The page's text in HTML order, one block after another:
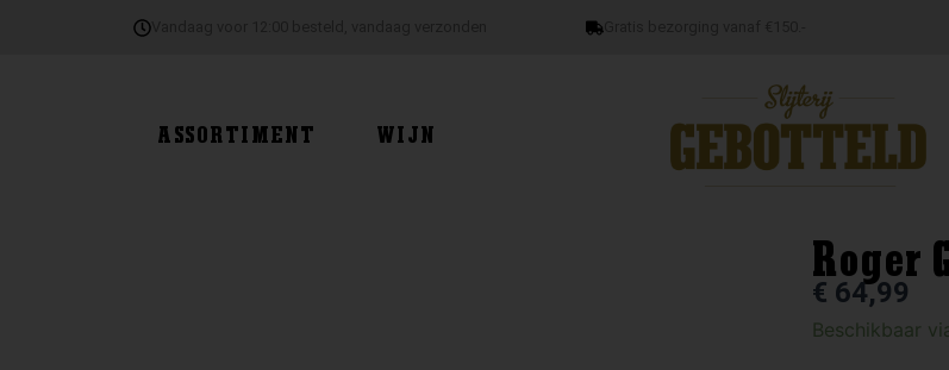
ASSORTIMENT WIJN
Roger
€ 64,99
Beschikbaar
Roger